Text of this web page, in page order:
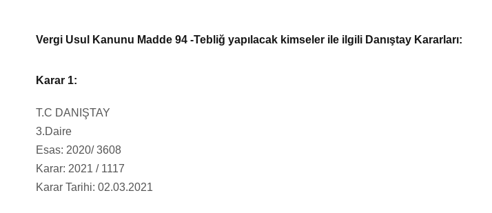
Vergi Usul Kanunu Madde 94 -Tebliğ yapılacak kimseler ile ilgili Danıştay Kararları:
Karar 1:
T.C DANIŞTAY
3.Daire
Esas: 2020/ 3608
Karar: 2021 / 1117
Karar Tarihi: 02.03.2021